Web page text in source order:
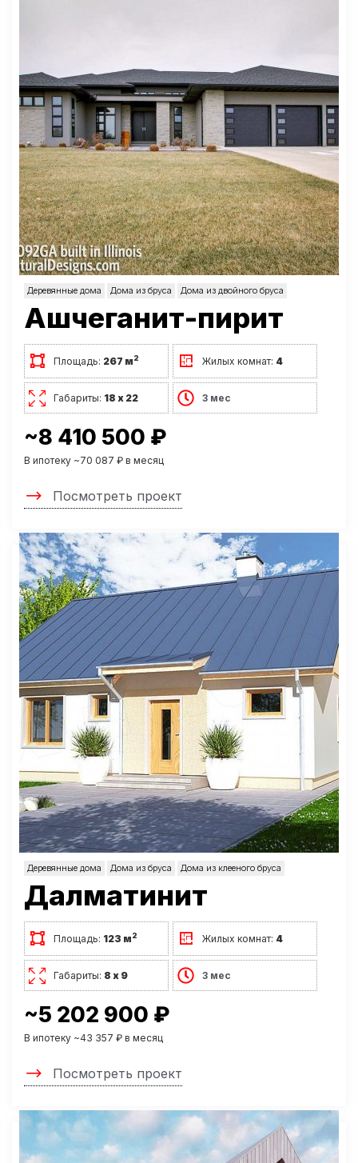
Деревянные дома Дома из бруса Дома из двойного бруса
Ашчеганит-пирит
Площадь: 267 м2 Жилых комнат: 4
Габариты: 18 х 22 3 мес
~8 410 500 ₽
В ипотеку ~70 087 ₽ в месяц
Посмотреть проект
Деревянные дома Дома из бруса Дома из клееного бруса
Далматинит
Площадь: 123 м2 Жилых комнат: 4
Габариты: 8 х 9 3 мес
~5 202 900 ₽
В ипотеку ~43 357 ₽ в месяц
Посмотреть проект